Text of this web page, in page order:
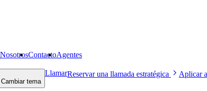
NosotrosContactoAgentes
Cambiar tema
LlamarReservar una llamada estratégica Aplicar